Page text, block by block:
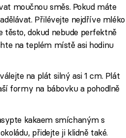
moučnou směs. Pokud máte
Přilévejte nejdříve mléko
těsto, dokud nebude perfektně
na teplém místě asi hodinu
na plát silný asi 1 cm. Plát
formy na bábovku a pohodlně
kakaem smíchaným s
přidejte ji klidně také.